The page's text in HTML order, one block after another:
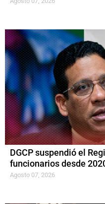
DGCP suspendió el
funcionarios desde
Agosto 07, 2026